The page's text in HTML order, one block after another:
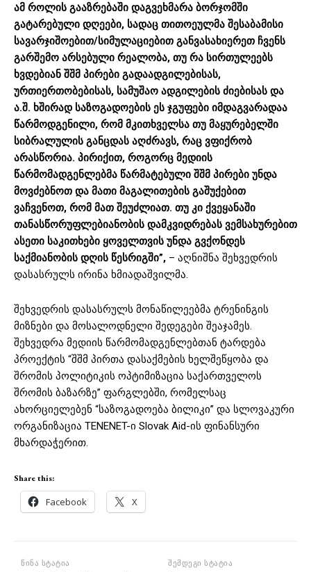
ამ როლის გააზრებაში დაგვეხმარა ბორჯომში
გატარებული დღეები, სადაც თითოეულმა შესაბამისი
სავარჯიშოებით/სიმულაციებით განვასახიერეთ ჩვენს
გარშემო არსებული რეალობა, თუ რა სირთულეებს
ხვდებიან შშმ პირები გადაადგილებისას,
ურთიერთობებისას, სამუშაო ადგილების ძიებისას და
ა.შ. ხშირად საზოგადოების ეს ჯგუფები იმდაგვარადაა
წარმოდგენილი, რომ მკითხველსა თუ მაყურებელში
სიბრალულის განცდას აღძრავს, რაც ვფიქრობ
არასწორია. პირიქით, როგორც მედიის
წარმომადგენლებმა წარმატებული შშმ პირები უნდა
მოვძებნოთ და მათი მაგალითების გაშუქებით
ვაჩვენოთ, რომ მათ შეუძლიათ. თუ კი ქვეყანაში
თანასწორუფლებიანობის დამკვიდრებას ვემსახურებით
ასეთი საკითხები ყოველთვის უნდა გვქონდეს
საქმიანობის დღის წესრიგში”, – აღნიშნა შეხვედრის
დასასრულს ირინა ხმიადაშვილმა.
შეხვედრის დასასრულს მონაწილეებმა ტრენინგის
მიზნები და მოსალოდნელი შედეგები შეაჯამეს.
შეხვედრა მედიის წარმომადგენლებთან ტარდება
პროექტის “შშმ პირთა დასაქმების ხელშეწყობა და
შრომის პოლიტიკის ოპტიმიზაცია საქართველოს
შრომის ბაზარზე” ფარგლებში, რომელსაც
ახორციელებენ “საზოგადოება ბილიკი” და სლოვაკური
ორგანიზაცია TENENET-ი Slovak Aid-ის ფინანსური
მხარდაჭერით.
Share this:
Facebook X
წინა სტატია შემდეგი სტატია